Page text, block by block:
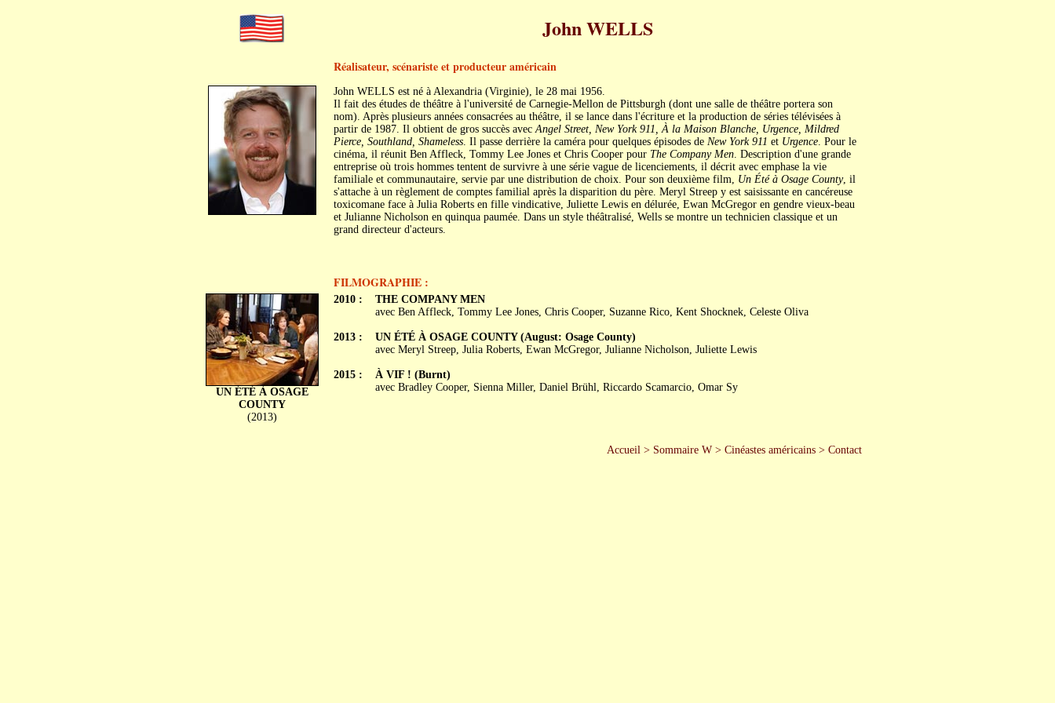
John WELLS
Réalisateur, scénariste et producteur américain
John WELLS est né à Alexandria (Virginie), le 28 mai 1956.
Il fait des études de théâtre à l'université de Carnegie-Mellon de Pittsburgh (dont une salle de théâtre portera son
nom). Après plusieurs années consacrées au théâtre, il se lance dans l'écriture et la production de séries télévisées à
partir de 1987. Il obtient de gros succès avecAngel Street, New York 911, À la Maison Blanche, Urgence, Mildred
Pierce, Southland, Shameless. Il passe derrière la caméra pour quelques épisodes de New York 911 et Urgence. Pour le
cinéma, il réunit Ben Affleck, Tommy Lee Jones et Chris Cooper pour The Company Men. Description d'une grande
entreprise où trois hommes tentent de survivre à une série vague de licenciements, il décrit avec emphase la vie
familiale et communautaire, servie par une distribution de choix. Pour son deuxième film, Un Été à Osage County, il
s'attache à un règlement de comptes familial après la disparition du père. Meryl Streep y est saisissante en cancéreuse
toxicomane face à Julia Roberts en fille vindicative, Juliette Lewis en délurée, Ewan McGregor en gendre vieux-beau
et Julianne Nicholson en quinqua paumée. Dans un style théâtralisé, Wells se montre un technicien classique et un
grand directeur d'acteurs.
FILMOGRAPHIE :
UN ÉTÉ À OSAGE
COUNTY
(2013)
2010 :
2013 :
2015 :
THE COMPANY MEN
avec Ben Affleck, Tommy Lee Jones, Chris Cooper, Suzanne Rico, Kent Shocknek, Celeste Oliva
UN ÉTÉ À OSAGE COUNTY (August: Osage County)
avec Meryl Streep, Julia Roberts, Ewan McGregor, Julianne Nicholson, Juliette Lewis
À VIF ! (Burnt)
avec Bradley Cooper, Sienna Miller, Daniel Brühl, Riccardo Scamarcio, Omar Sy
Accueil> Sommaire W> Cinéastes américains> Contact